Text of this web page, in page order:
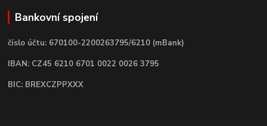
Bankovní spojení
číslo účtu: 670100-2200263795/6210 (mBank)
IBAN: CZ45 6210 6701 0022 0026 3795
BIC: BREXCZPPXXX